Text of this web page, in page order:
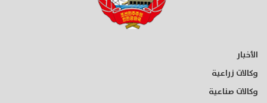
الأخبار
وكالات زراعية
وكالات صناعية